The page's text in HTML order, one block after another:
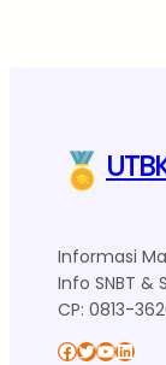
Informasi
Info SNBT &
CP: 0813-
Facebook Twitter YouTube LinkedIn